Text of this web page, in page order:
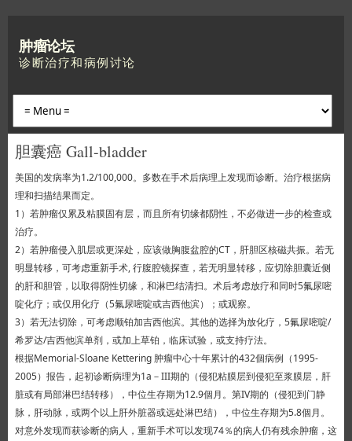
肿瘤论坛
诊断治疗和病例讨论
胆囊癌 Gall-bladder
美国的发病率为1.2/100,000。多数在手术后病理上发现而诊断。治疗根据病
理和扫描结果而定。
1）若肿瘤仅累及粘膜固有层，而且所有切缘都阴性，不必做进一步的检查或
治疗。
2）若肿瘤侵入肌层或更深处，应该做胸腹盆腔的CT，肝胆区核磁共振。若无
明显转移，可考虑重新手术, 行腹腔镜探查，若无明显转移，应切除胆囊近侧
的肝和胆管，以取得阴性切缘，和淋巴结清扫。术后考虑放疗和同时5氟尿嘧
啶化疗；或仅用化疗（5氟尿嘧啶或吉西他滨）；或观察。
3）若无法切除，可考虑顺铂加吉西他滨。其他的选择为放化疗，5氟尿嘧啶/
希罗达/吉西他滨单剂，或加上草铂，临床试验，或支持疗法。
根据Memorial-Sloane Kettering 肿瘤中心十年累计的432個病例（1995-
2005）报告，起初诊断病理为1a－III期的（侵犯粘膜层到侵犯至浆膜层，肝
脏或有局部淋巴结转移），中位生存期为12.9個月。第IV期的（侵犯到门静
脉，肝动脉，或两个以上肝外脏器或远处淋巴结），中位生存期为5.8個月。
对意外发现而获诊断的病人，重新手术可以发现74％的病人仍有残余肿瘤，这